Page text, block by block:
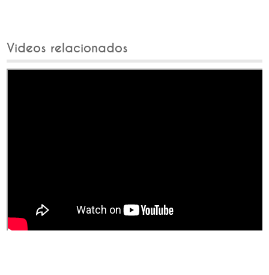
Videos relacionados